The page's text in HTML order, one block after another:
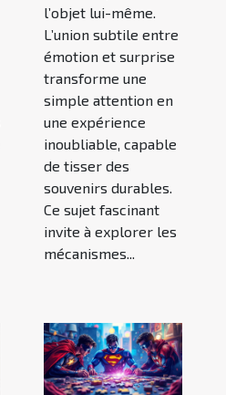
l’objet lui-même.
L’union subtile entre
émotion et surprise
transforme une
simple attention en
une expérience
inoubliable, capable
de tisser des
souvenirs durables.
Ce sujet fascinant
invite à explorer les
mécanismes...